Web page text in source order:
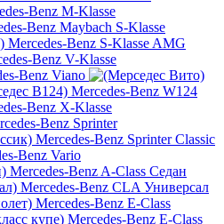
Benz M-Klasse
Benz Maybach S-Klasse
Mercedes-Benz S-Klasse AMG
Benz V-Klasse
Benz Viano
Mercedes-Benz W124
Benz X-Klasse
Benz Sprinter
Mercedes-Benz Sprinter Classic
Benz Vario
Mercedes-Benz A-Class Седан
Mercedes-Benz CLA Универсал
Mercedes-Benz E-Class
Mercedes-Benz E-Class